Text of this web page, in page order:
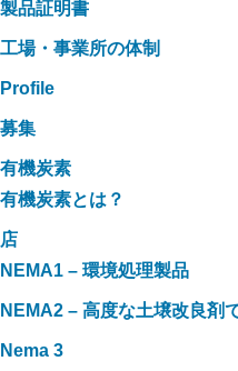
製品証明書
工場・事業所の体制
Profile
募集
有機炭素
有機炭素とは？
店
NEMA1 – 環境処理製品
NEMA2 – 高度な土壌改良剤
Nema 3